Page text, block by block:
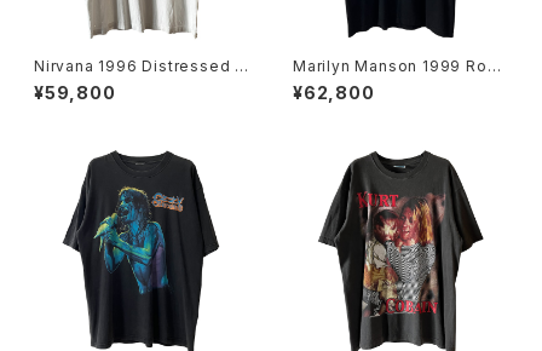
Nirvana 1996 Distressed M
ember Portrait Band Tee
¥59,800
Marilyn Manson 1999 Rock
Is Dead Band Tee
¥62,800